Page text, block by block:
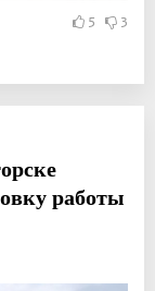
5 3
работы